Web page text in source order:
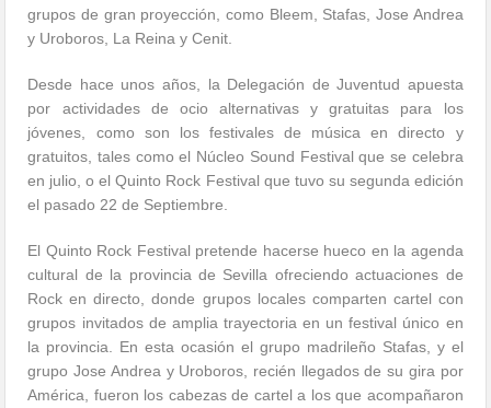
grupos de gran proyección, como Bleem, Stafas, Jose Andrea
y Uroboros, La Reina y Cenit.
Desde hace unos años, la Delegación de Juventud apuesta
por actividades de ocio alternativas y gratuitas para los
jóvenes, como son los festivales de música en directo y
gratuitos, tales como el Núcleo Sound Festival que se celebra
en julio, o el Quinto Rock Festival que tuvo su segunda edición
el pasado 22 de Septiembre.
El Quinto Rock Festival pretende hacerse hueco en la agenda
cultural de la provincia de Sevilla ofreciendo actuaciones de
Rock en directo, donde grupos locales comparten cartel con
grupos invitados de amplia trayectoria en un festival único en
la provincia. En esta ocasión el grupo madrileño Stafas, y el
grupo Jose Andrea y Uroboros, recién llegados de su gira por
América, fueron los cabezas de cartel a los que acompañaron